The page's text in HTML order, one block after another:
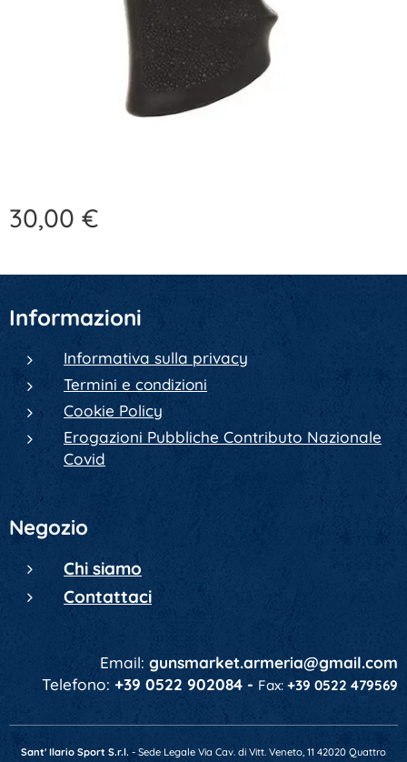
30,00 €
Informazioni
Informativa sulla privacy
Termini e condizioni
Cookie Policy
Erogazioni Pubbliche Contributo Nazionale
Covid
Negozio
Chi siamo
Contattaci
Email: gunsmarket.armeria@gmail.com
Telefono: +39 0522 902084 - Fax: +39 0522 479569
Sant' Ilario Sport S.r.l. - Sede Legale Via Cav. di Vitt. Veneto, 11 42020 Quattro